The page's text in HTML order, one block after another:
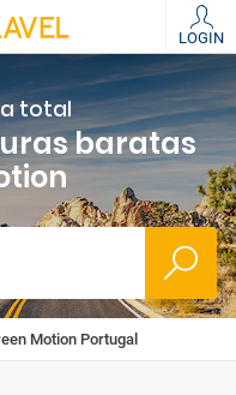
LOGIN
total
baratas
Motion Portugal